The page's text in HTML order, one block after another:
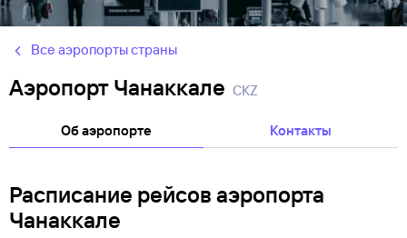
Все аэропорты страны
Аэропорт Чанаккале CKZ
Об аэропорте Контакты
Расписание рейсов аэропорта
Чанаккале